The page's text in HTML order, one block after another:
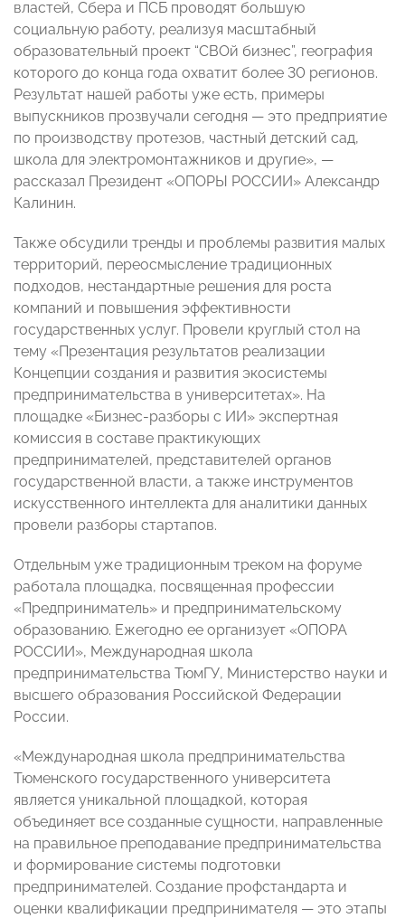
властей, Сбера и ПСБ проводят большую
социальную работу, реализуя масштабный
образовательный проект “СВОй бизнес”, география
которого до конца года охватит более 30 регионов.
Результат нашей работы уже есть, примеры
выпускников прозвучали сегодня — это предприятие
по производству протезов, частный детский сад,
школа для электромонтажников и другие», —
рассказал Президент «ОПОРЫ РОССИИ» Александр
Калинин.
Также обсудили тренды и проблемы развития малых
территорий, переосмысление традиционных
подходов, нестандартные решения для роста
компаний и повышения эффективности
государственных услуг. Провели круглый стол на
тему «Презентация результатов реализации
Концепции создания и развития экосистемы
предпринимательства в университетах». На
площадке «Бизнес-разборы с ИИ» экспертная
комиссия в составе практикующих
предпринимателей, представителей органов
государственной власти, а также инструментов
искусственного интеллекта для аналитики данных
провели разборы стартапов.
Отдельным уже традиционным треком на форуме
работала площадка, посвященная профессии
«Предприниматель» и предпринимательскому
образованию. Ежегодно ее организует «ОПОРА
РОССИИ», Международная школа
предпринимательства ТюмГУ, Министерство науки и
высшего образования Российской Федерации
России.
«Международная школа предпринимательства
Тюменского государственного университета
является уникальной площадкой, которая
объединяет все созданные сущности, направленные
на правильное преподавание предпринимательства
и формирование системы подготовки
предпринимателей. Создание профстандарта и
оценки квалификации предпринимателя — это этапы